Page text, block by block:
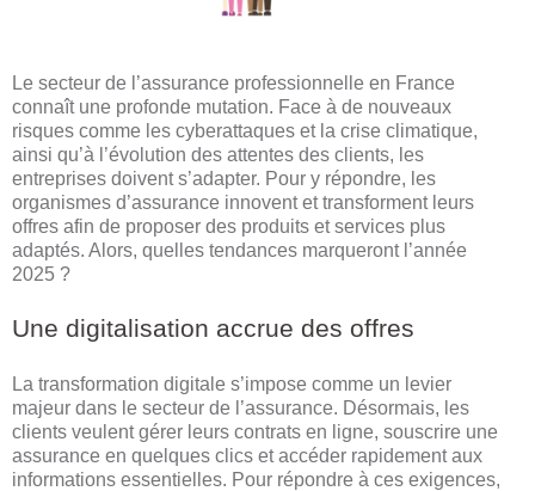
Le secteur de l’assurance professionnelle en France
connaît une profonde mutation. Face à de nouveaux
risques comme les cyberattaques et la crise climatique,
ainsi qu’à l’évolution des attentes des clients, les
entreprises doivent s’adapter. Pour y répondre, les
organismes d’assurance innovent et transforment leurs
offres afin de proposer des produits et services plus
adaptés. Alors, quelles tendances marqueront l’année
2025 ?
Une digitalisation accrue des offres
La transformation digitale s’impose comme un levier
majeur dans le secteur de l’assurance. Désormais, les
clients veulent gérer leurs contrats en ligne, souscrire une
assurance en quelques clics et accéder rapidement aux
informations essentielles. Pour répondre à ces exigences,